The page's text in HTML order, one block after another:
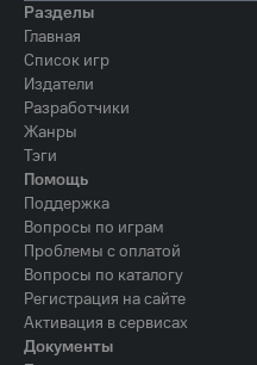
Разделы
Главная
Список игр
Издатели
Разработчики
Жанры
Тэги
Помощь
Поддержка
Вопросы по играм
Проблемы с оплатой
Вопросы по каталогу
Регистрация на сайте
Активация в сервисах
Документы